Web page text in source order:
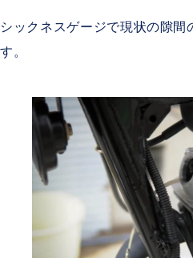
シックネスゲージで現状の隙間
す。